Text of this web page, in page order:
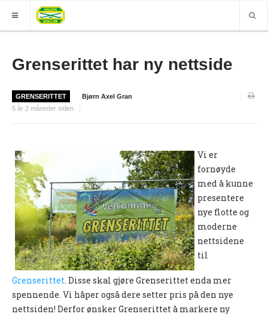
ELITE
Sesongplan
Løpe for Halden SK?
Løpergruppe
Join Halden?
Støtteapparat
UFO (2.-10. KLASSE)
Nyheter
Grenserittet har ny nettside
GRENSERITTET
Bjørn Axel Gran
5 år 2 måneder siden
Vi er
fornøyde
med å kunne
presentere
nye flotte og
moderne
nettsidene
til
Grenserittet. Disse skal gjøre Grenserittet enda mer
spennende. Vi håper også dere setter pris på den nye
nettsiden! Derfor ønsker Grenserittet å markere ny